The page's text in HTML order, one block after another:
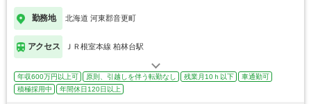
勤務地 北海道 河東郡音更町
アクセス ＪＲ根室本線 柏林台駅
年収600万円以上可 原則、引越しを伴う転勤なし 残業月10ｈ以下
車通勤可
積極採用中
年間休日120日以上